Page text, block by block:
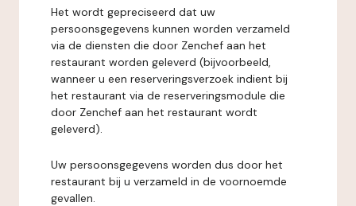
Het wordt gepreciseerd dat uw
persoonsgegevens kunnen worden verzameld
via de diensten die door Zenchef aan het
restaurant worden geleverd (bijvoorbeeld,
wanneer u een reserveringsverzoek indient bij
het restaurant via de reserveringsmodule die
door Zenchef aan het restaurant wordt
geleverd).
Uw persoonsgegevens worden dus door het
restaurant bij u verzameld in de voornoemde
gevallen.